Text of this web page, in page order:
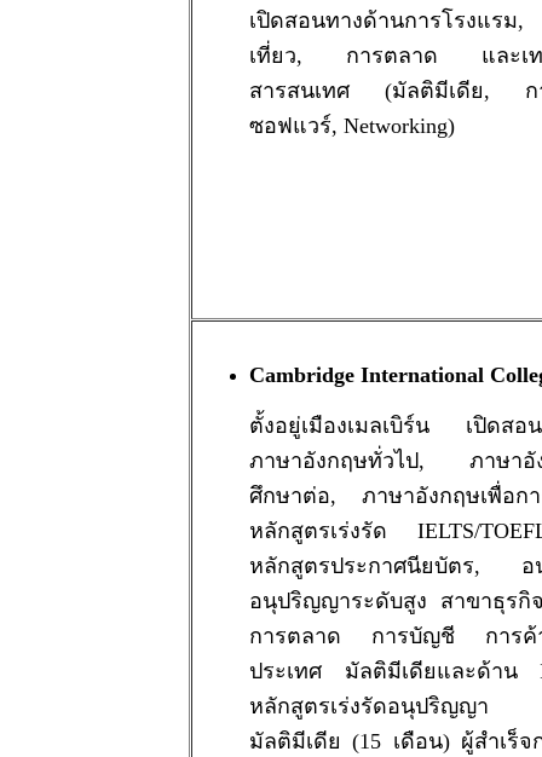
เปิดสอนทางด้านการโรงแรม
เที่ยว, การตลาด และเท
สารสนเทศ (มัลติมีเดีย, ก
ซอฟแวร์, Networking)
Cambridge International
ตั้งอยู่เมืองเมลเบิร์น เปิดสอ
ภาษาอังกฤษทั่วไป, ภาษาอั
ศึกษาต่อ, ภาษาอังกฤษเพื่อกา
หลักสูตรเร่งรัด IELTS/
หลักสูตรประกาศนียบัตร, อ
อนุปริญญาระดับสูง สาขาธุรกิ
การตลาด การบัญชี การค้า
ประเทศ มัลติมีเดียและด้า
หลักสูตรเร่งรัดอนุปริญญ
มัลติมีเดีย (15 เดือน) ผู้สำเร็จ